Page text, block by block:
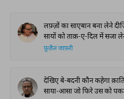
लफ़्ज़ों का साएबान बना लेने
सायों को ताक़-ए-दिल में सजा
फ़ुज़ैल जाफ़री
देखिए बे-बदनी कौन कहेगा
साया-आसा जो फिरे उस को